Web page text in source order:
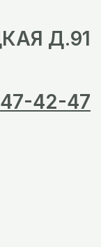
Д.91
42-47